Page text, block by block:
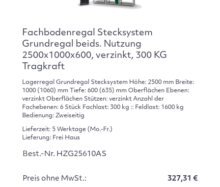
Fachbodenregal Stecksystem
Grundregal beids. Nutzung
2500x1000x600, verzinkt, 300 KG
Tragkraft
Lagerregal Grundregal Stecksystem Höhe: 2500 mm Breite:
1000 (1060) mm Tiefe: 600 (635) mm Oberflächen Ebenen:
verzinkt Oberflächen Stützen: verzinkt Anzahl der
Fachebenen: 6 Stück Fachlast: 300 kg :: Feldlast: 1600 kg
Bedienung: Zweiseitig
Lieferzeit: 5 Werktage (Mo.-Fr.)
Lieferung: Frei Haus
Best.-Nr. HZG25610AS
Preis ohne MwSt.:
327,31 €